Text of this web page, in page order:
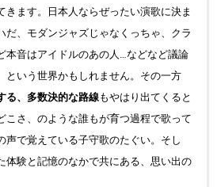
きます。日本人ならぜったい演歌に決ま
だ、モダンジャズじゃなくっちゃ、クラ
本音はアイドルのあの人…などなど議論
という世界かもしれません。その一方
る、多数決的な路線もやはり出てくると
こさ、のような誰もが育つ過程で歌って
声で覚えている子守歌のたぐい。そし
体験と記憶のなかで共にある、思い出の